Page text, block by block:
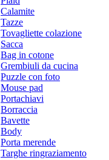
Calamite
Tazze
Tovagliette colazione
Sacca
Bag in cotone
Grembiuli da cucina
Puzzle con foto
Mouse pad
Portachiavi
Borraccia
Bavette
Body
Porta merende
Targhe ringraziamento